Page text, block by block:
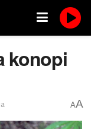
konopi
AA